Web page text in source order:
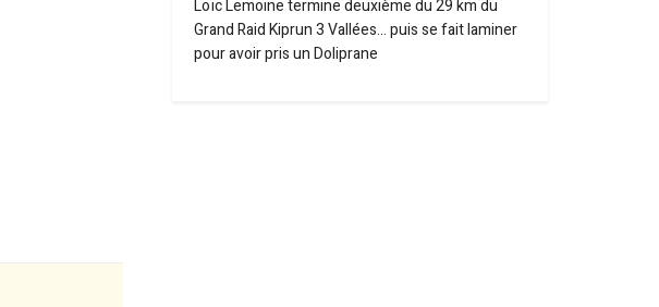
Loïc Lemoine termine deuxième du 29 km du
Grand Raid Kiprun 3 Vallées… puis se fait laminer
pour avoir pris un Doliprane